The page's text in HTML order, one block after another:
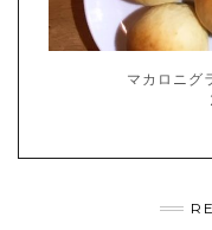
マカロニグ